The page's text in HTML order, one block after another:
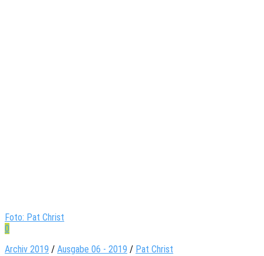
Foto: Pat Christ
0
Archiv 2019 / Ausgabe 06 - 2019 / Pat Christ